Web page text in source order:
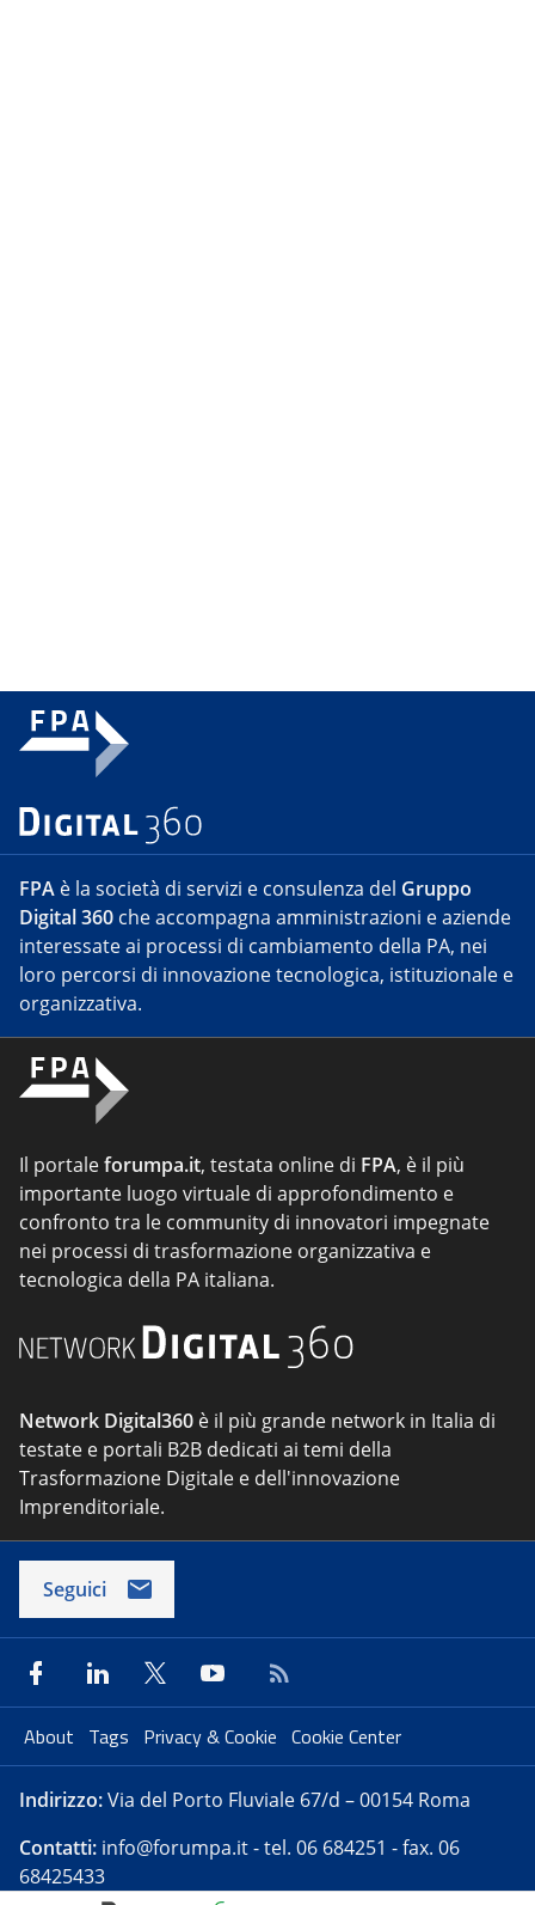
FPA è la società di servizi e consulenza del Gruppo
Digital 360 che accompagna amministrazioni e aziende
interessate ai processi di cambiamento della PA, nei
loro percorsi di innovazione tecnologica, istituzionale e
organizzativa.
Il portaleforumpa.it, testata online di FPA, è il più
importante luogo virtuale di approfondimento e
confronto tra le community di innovatori impegnate
nei processi di trasformazione organizzativa e
tecnologica della PA italiana.
Network Digital360 è il più grande network in Italia di
testate e portali B2B dedicati ai temi della
Trasformazione Digitale e dell'innovazione
Imprenditoriale.
Seguici
About Tags Privacy & Cookie Cookie Center
Indirizzo:Via del Porto Fluviale 67/d – 00154 Roma
Contatti: info@forumpa.it- tel. 06 684251 - fax. 06
68425433